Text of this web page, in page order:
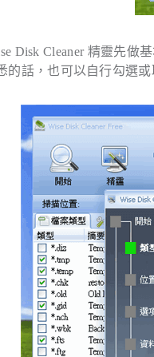
Disk Cleaner 精靈先做
的話，也可以自行勾選或